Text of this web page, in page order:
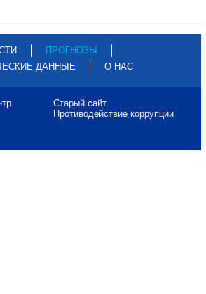
ПРОГНОЗЫ
ДАННЫЕ
О НАС
Старый сайт
Противодействие коррупции